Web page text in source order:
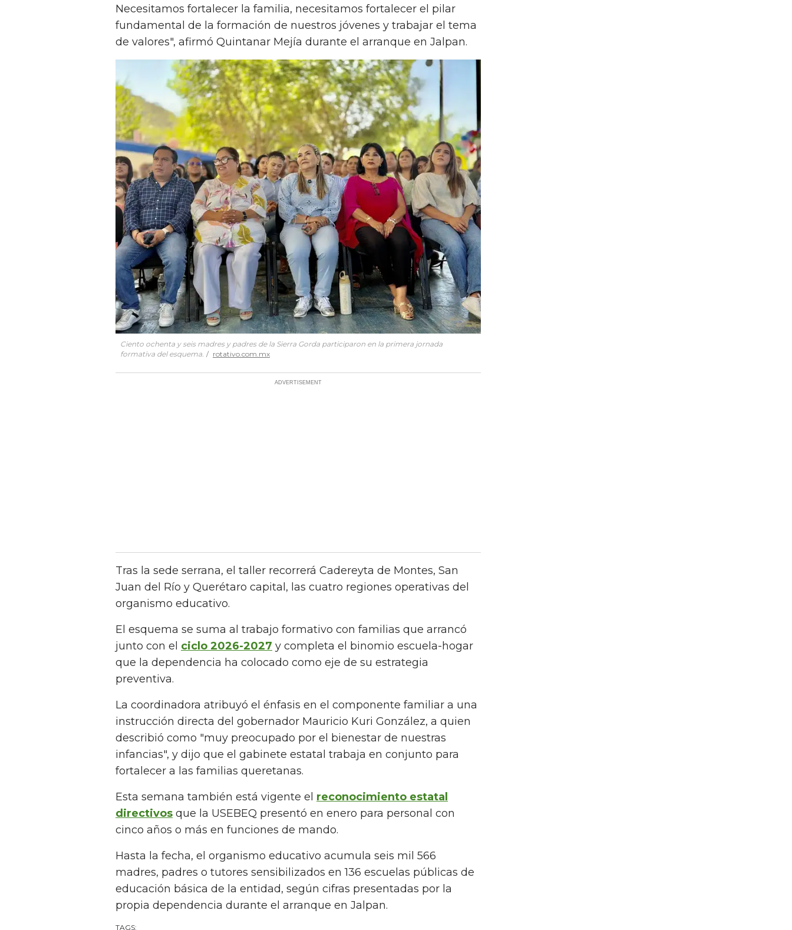
Necesitamos fortalecer la familia, necesitamos fortalecer el pilar
fundamental de la formación de nuestros jóvenes y trabajar el tema
de valores", afirmó Quintanar Mejía durante el arranque en Jalpan.
Ciento ochenta y seis madres y padres de la Sierra Gorda participaron en la primera jornada
formativa del esquema.
rotativo.com.mx
Tras la sede serrana, el taller recorrerá Cadereyta de Montes, San
Juan del Río y Querétaro capital, las cuatro regiones operativas del
organismo educativo.
El esquema se suma al trabajo formativo con familias que arrancó
junto con el ciclo 2026-2027 y completa el binomio escuela-hogar
que la dependencia ha colocado como eje de su estrategia
preventiva.
La coordinadora atribuyó el énfasis en el componente familiar a una
instrucción directa del gobernador Mauricio Kuri González, a quien
describió como "muy preocupado por el bienestar de nuestras
infancias", y dijo que el gabinete estatal trabaja en conjunto para
fortalecer a las familias queretanas.
Esta semana también está vigente el reconocimiento estatal
directivos que la USEBEQ presentó en enero para personal con
cinco años o más en funciones de mando.
Hasta la fecha, el organismo educativo acumula seis mil 566
madres, padres o tutores sensibilizados en 136 escuelas públicas de
educación básica de la entidad, según cifras presentadas por la
propia dependencia durante el arranque en Jalpan.